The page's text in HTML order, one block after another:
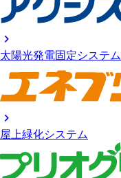
chevron_right
太陽光発電固定システム
chevron_right
屋上緑化システム